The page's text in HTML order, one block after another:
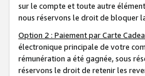
sur le compte et toute autre
nous réservons le droit de bloquer
Option 2 : Paiement par Carte
électronique principale de votre
rémunération a été gagnée, sous
réservons le droit de retenir les